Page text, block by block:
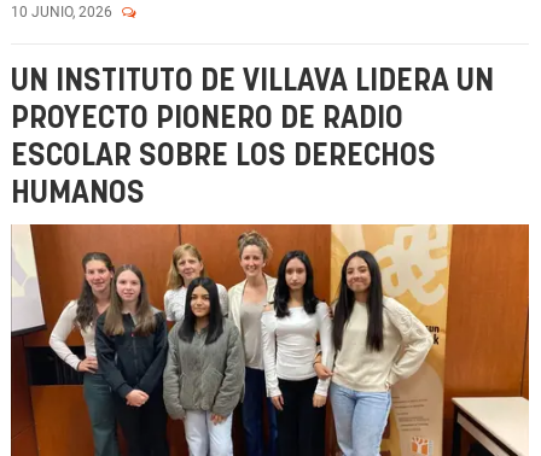
10 JUNIO, 2026
UN INSTITUTO DE VILLAVA LIDERA UN
PROYECTO PIONERO DE RADIO
ESCOLAR SOBRE LOS DERECHOS
HUMANOS